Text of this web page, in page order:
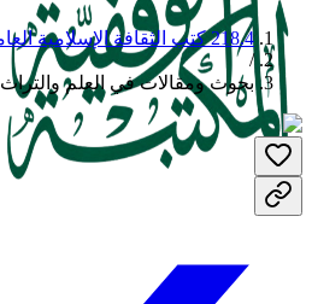
218.4 كتب الثقافة الإسلامية العامة
/
بحوث ومقالات في العلم والتراث